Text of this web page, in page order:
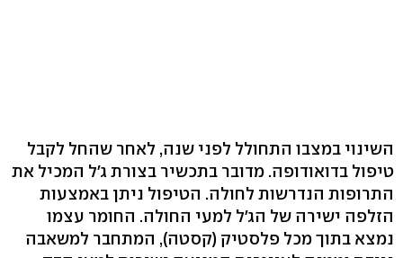
השינוי במצבו התחולל לפני שנה, לאחר שהחל לקבל
טיפול בדואודופה. מדובר בתכשיר בצורת ג'ל המכיל את
התרופות הנדרשות לחולה. הטיפול ניתן באמצעות
הזלפה ישירה של הג'ל למעי החולה. החומר עצמו
נמצא בתוך מכל פלסטיק (קסטה), המתחבר למשאבה